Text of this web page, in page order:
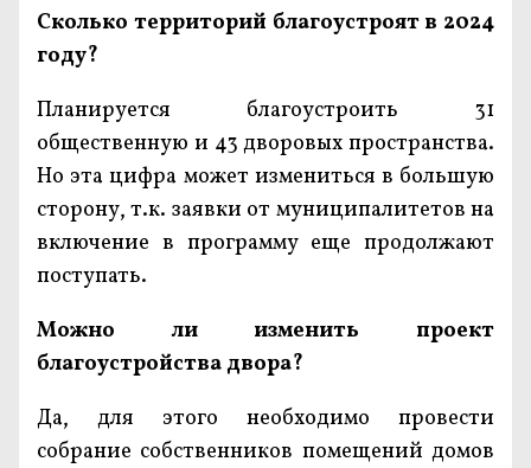
Сколько территорий благоустроят в 2024
году?
Планируется благоустроить 31
общественную и 43 дворовых пространства.
Но эта цифра может измениться в большую
сторону, т.к. заявки от муниципалитетов на
включение в программу еще продолжают
поступать.
Можно ли изменить проект
благоустройства двора?
Да, для этого необходимо провести
собрание собственников помещений домов